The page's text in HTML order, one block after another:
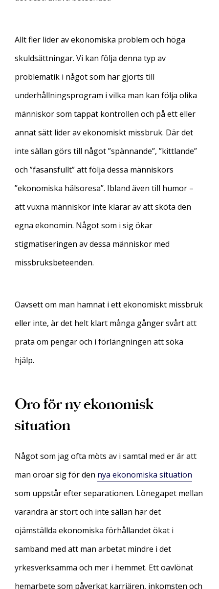
Allt fler lider av ekonomiska problem och höga
skuldsättningar. Vi kan följa denna typ av
problematik i något som har gjorts till
underhållningsprogram i vilka man kan följa olika
människor som tappat kontrollen och på ett eller
annat sätt lider av ekonomiskt missbruk. Där det
inte sällan görs till något ”spännande”, ”kittlande”
och ”fasansfullt” att följa dessa människors
”ekonomiska hälsoresa”. Ibland även till humor –
att vuxna människor inte klarar av att sköta den
egna ekonomin. Något som i sig ökar
stigmatiseringen av dessa människor med
missbruksbeteenden.
Oavsett om man hamnat i ett ekonomiskt missbruk
eller inte, är det helt klart många gånger svårt att
prata om pengar och i förlängningen att söka
hjälp.
Oro för ny ekonomisk
situation
Något som jag ofta möts av i samtal med er är att
man oroar sig för den nya ekonomiska situation
som uppstår efter separationen. Lönegapet mellan
varandra är stort och inte sällan har det
ojämställda ekonomiska förhållandet ökat i
samband med att man arbetat mindre i det
yrkesverksamma och mer i hemmet. Ett oavlönat
hemarbete som påverkat karriären, inkomsten och